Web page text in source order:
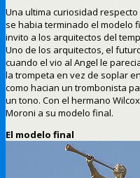
Una ultima curiosidad
se habia terminado el modelo
invito a los arquitectos del
Uno de los arquitectos, el
cuando el vio al Angel le
la trompeta en vez de soplar
como hacian un trombonista
un tono. Con el hermano
Moroni a su modelo final.
El modelo final